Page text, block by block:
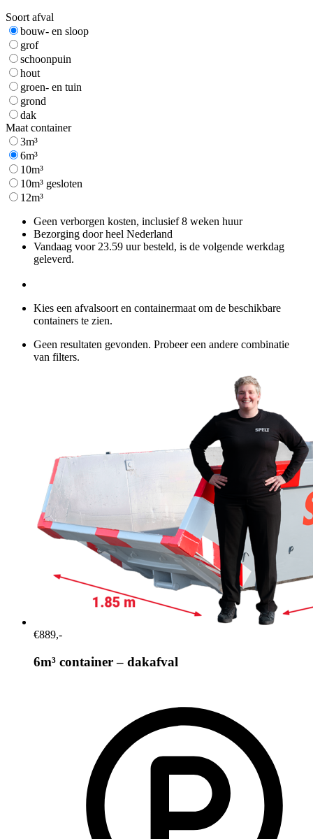
Soort afval
bouw- en sloop
grof
schoonpuin
hout
groen- en tuin
grond
dak
Maat container
3m³
6m³
10m³
10m³ gesloten
12m³
Geen verborgen kosten, inclusief 8 weken huur
Bezorging door heel Nederland
Vandaag voor 23.59 uur besteld, is de volgende werkdag
geleverd.
Kies een afvalsoort en containermaat om de beschikbare
containers te zien.
Geen resultaten gevonden. Probeer een andere combinatie
van filters.
€889,-
6m³ container – dakafval